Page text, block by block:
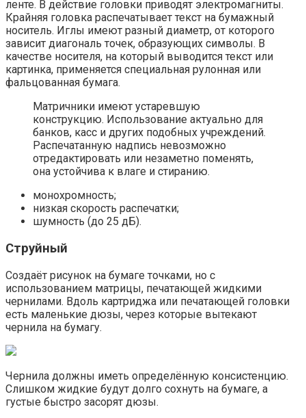
ленте. В действие головки приводят электромагниты.
Крайняя головка распечатывает текст на бумажный
носитель. Иглы имеют разный диаметр, от которого
зависит диагональ точек, образующих символы. В
качестве носителя, на который выводится текст или
картинка, применяется специальная рулонная или
фальцованная бумага.
Матричники имеют устаревшую
конструкцию. Использование актуально для
банков, касс и других подобных учреждений.
Распечатанную надпись невозможно
отредактировать или незаметно поменять,
она устойчива к влаге и стиранию.
монохромность;
низкая скорость распечатки;
шумность (до 25 дБ).
Струйный
Создаёт рисунок на бумаге точками, но с
использованием матрицы, печатающей жидкими
чернилами. Вдоль картриджа или печатающей головки
есть маленькие дюзы, через которые вытекают
чернила на бумагу.
Чернила должны иметь определённую консистенцию.
Слишком жидкие будут долго сохнуть на бумаге, а
густые быстро засорят дюзы.